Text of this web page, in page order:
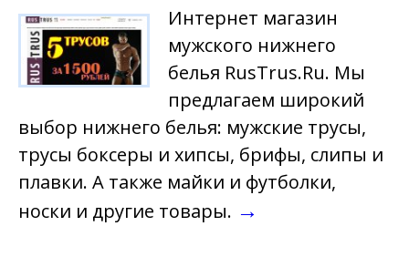
Интернет магазин
мужского нижнего
белья RusTrus.Ru. Мы
предлагаем широкий
выбор нижнего белья: мужские трусы,
трусы боксеры и хипсы, брифы, слипы и
плавки. А также майки и футболки,
носки и другие товары. →